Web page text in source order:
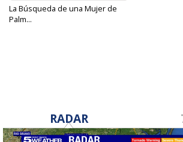
La Búsqueda de una Mujer de
Palm...
RADAR